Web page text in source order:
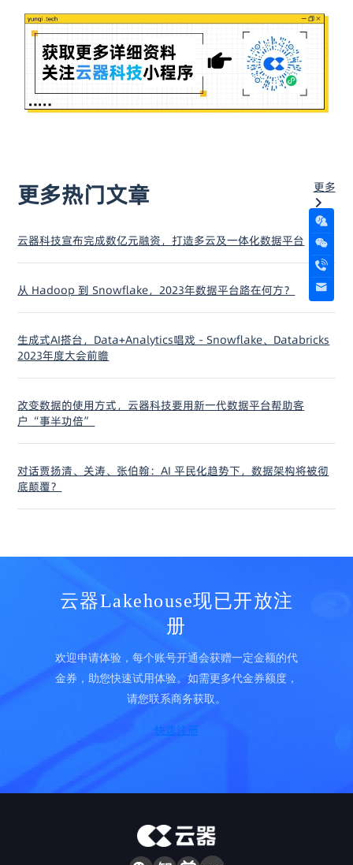
更多热门文章 更多
云器科技宣布完成数亿元融资，打造多云及一体化数据平台
从 Hadoop 到 Snowflake，2023年数据平台路在何方？
生成式AI搭台，Data+Analytics唱戏 - Snowflake、Databricks
2023年度大会前瞻
改变数据的使用方式，云器科技要用新一代数据平台帮助客
户“事半功倍”
对话贾扬清、关涛、张伯翰：AI 平民化趋势下，数据架构将被彻
底颠覆？
云器Lakehouse现已开放注
册
欢迎申请体验，每个账号开通会获赠一定金额的代
金券，助您快速试用体验。如需更多代金券额度，
请您联系商务获取。
快速注册